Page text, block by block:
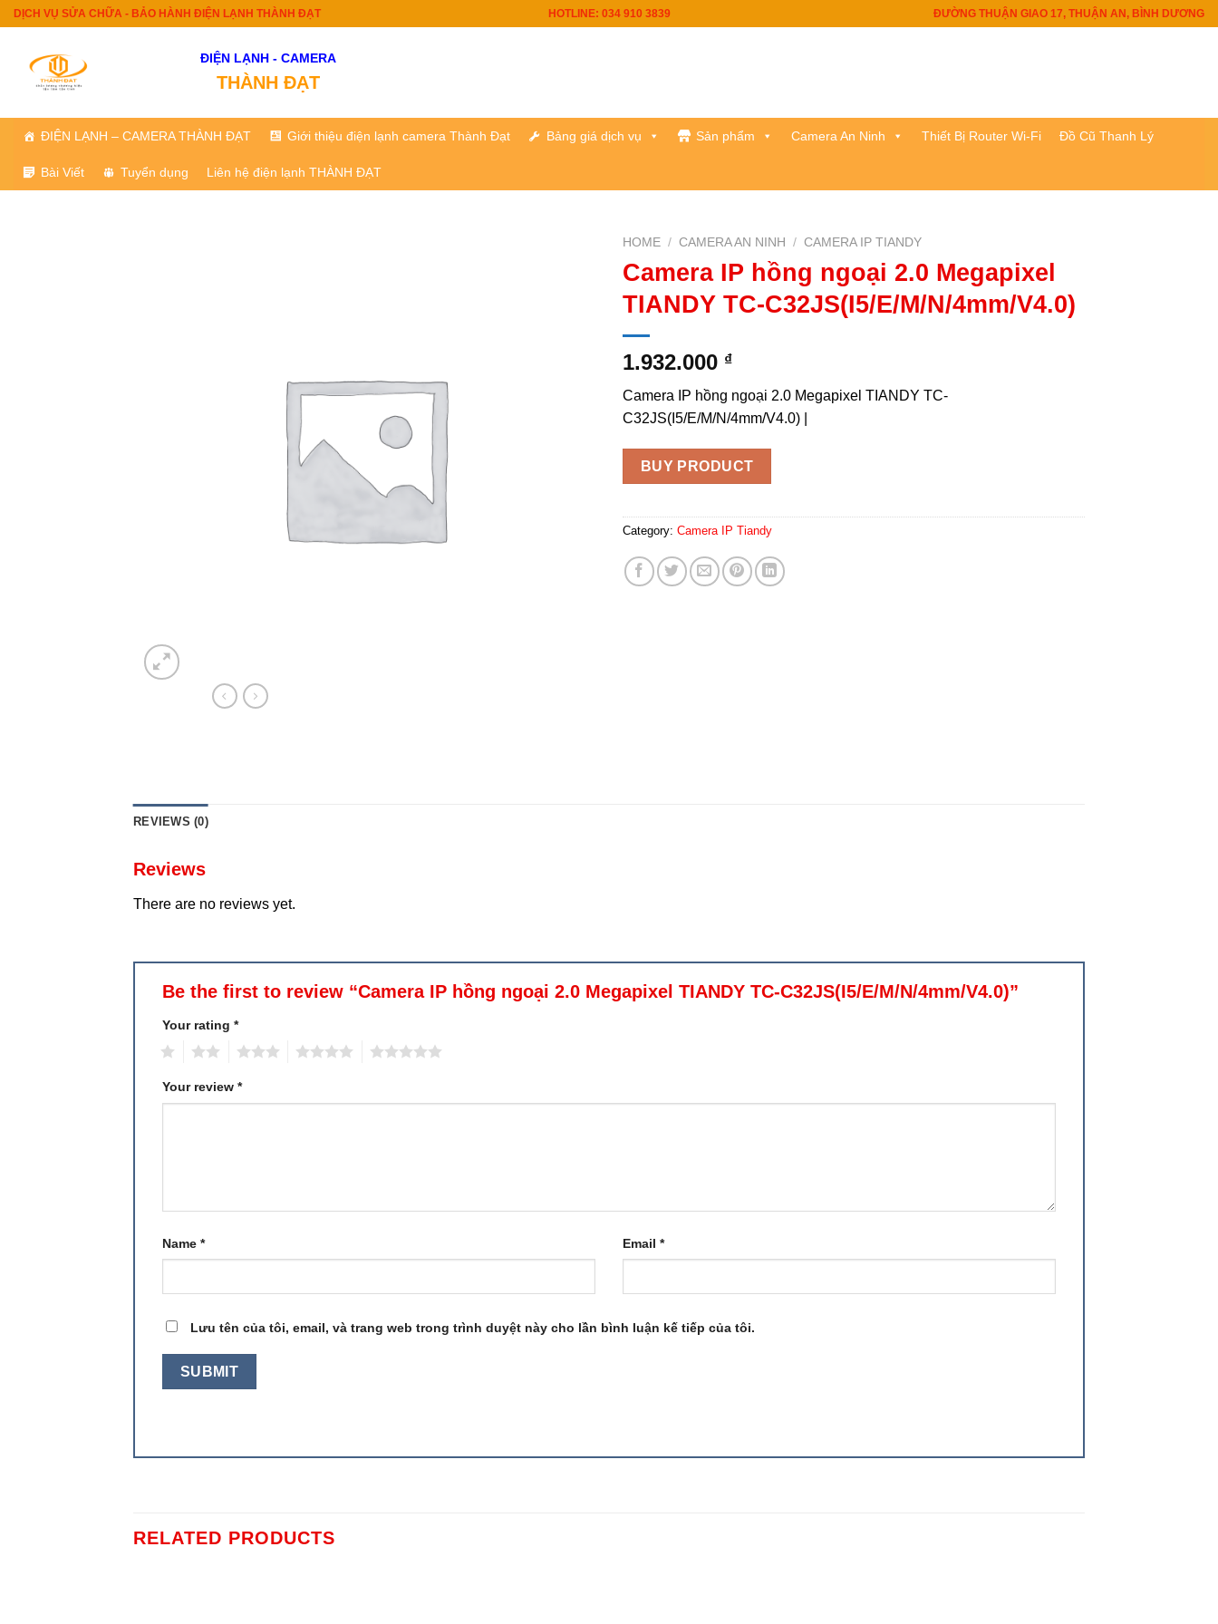
Skip
content
DỊCH VỤ SỬA CHỮA - BẢO HÀNH ĐIỆN LẠNH THÀNH ĐẠT HOTLINE: 034 910 3839 ĐƯỜNG THUẬN GIAO 17, THUẬN AN, BÌNH DƯƠNG
ĐIỆN LẠNH - CAMERA
THÀNH ĐẠT
ĐIỆN LẠNH – CAMERA THÀNH ĐẠT Giới thiệu điện lạnh camera Thành Đạt Bảng giá dịch vụ Sản phẩm Camera An Ninh Thiết Bị Router Wi-Fi Đồ Cũ Thanh Lý
Bài Viết Tuyển dụng Liên hệ điện lạnh THÀNH ĐẠT
HOME / CAMERA AN NINH / CAMERA IP TIANDY
Camera IP hồng ngoại 2.0 Megapixel
TIANDY TC-C32JS(I5/E/M/N/4mm/V4.0)
1.932.000 ₫
Camera IP hồng ngoại 2.0 Megapixel TIANDY TC-
C32JS(I5/E/M/N/4mm/V4.0) |
BUY PRODUCT
Category: Camera IP Tiandy
REVIEWS (0)
Reviews
There are no reviews yet.
Be the first to review “Camera IP hồng ngoại 2.0 Megapixel TIANDY TC-C32JS(I5/E/M/N/4mm/V4.0)”
Your rating *
Your review *
Name * Email *
Lưu tên của tôi, email, và trang web trong trình duyệt này cho lần bình luận kế tiếp của tôi.
RELATED PRODUCTS